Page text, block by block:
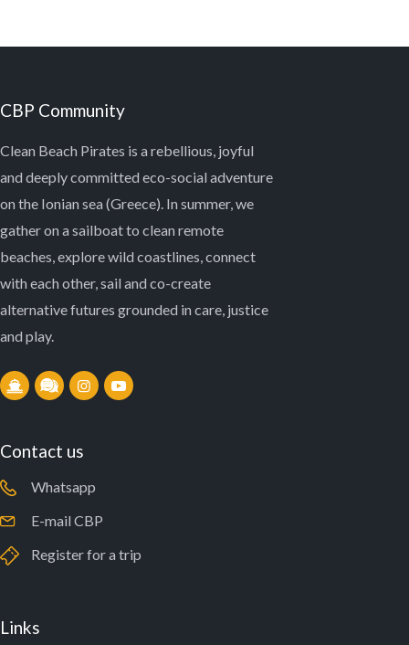
CBP Community
Clean Beach Pirates is a rebellious, joyful
and deeply committed eco-social adventure
on the Ionian sea (Greece). In summer, we
gather on a sailboat to clean remote
beaches, explore wild coastlines, connect
with each other, sail and co-create
alternative futures grounded in care, justice
and play.
Contact us
Whatsapp
E-mail CBP
Register for a trip
Links